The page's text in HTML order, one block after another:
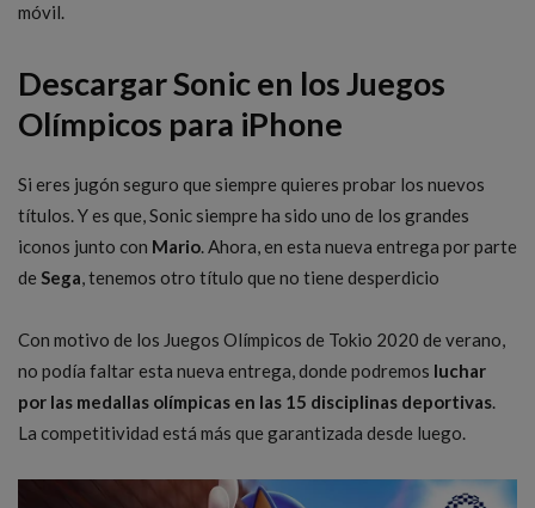
móvil.
Descargar Sonic en los Juegos
Olímpicos para iPhone
Si eres jugón seguro que siempre quieres probar los nuevos
títulos. Y es que, Sonic siempre ha sido uno de los grandes
iconos junto con Mario . Ahora, en esta nueva entrega por parte
de Sega , tenemos otro título que no tiene desperdicio
Con motivo de los Juegos Olímpicos de Tokio 2020 de verano,
no podía faltar esta nueva entrega, donde podremos luchar
por las medallas olímpicas en las 15 disciplinas deportivas
La competitividad está más que garantizada desde luego.